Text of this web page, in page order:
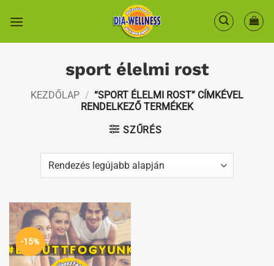
sport élelmi rost
KEZDŐLAP / “SPORT ÉLELMI ROST” CÍMKÉVEL
RENDELKEZŐ TERMÉKEK
SZŰRÉS
-15%
Kedvenceimhez